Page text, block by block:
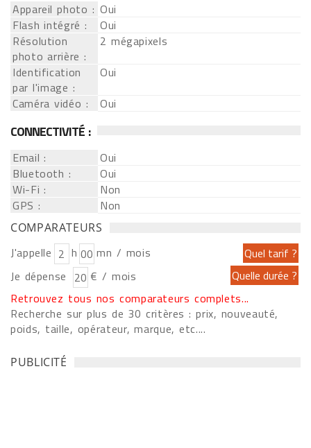
Appareil photo : Oui
Flash intégré :
Oui
Résolution
photo arrière :
2 mégapixels
Identification
par l'image :
Oui
Caméra vidéo :
Oui
CONNECTIVITÉ :
Email :
Oui
Bluetooth :
Oui
Wi-Fi :
Non
GPS :
Non
COMPARATEURS
J'appelle h
mn / mois
Je dépense
€ / mois
Retrouvez tous nos comparateurs complets...
Recherche sur plus de 30 critères : prix, nouveauté,
poids, taille, opérateur, marque, etc....
PUBLICITÉ